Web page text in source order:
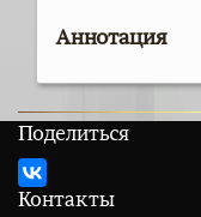
Аннотация
Поделиться
Контакты